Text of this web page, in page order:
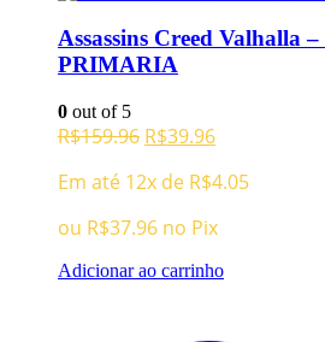
Assassins Creed Valhalla
PRIMARIA
0 out of 5
R$159.96 O
original
era:
R$159.96.
R$39.96O
atual
R$39.96.
Em até 12x de R$4.05
ou R$37.96 no Pix
Adicionar ao carrinho